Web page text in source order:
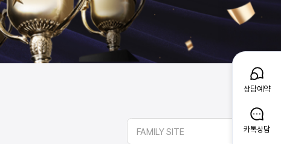
상담예약
카톡상담
FAMILY SITE